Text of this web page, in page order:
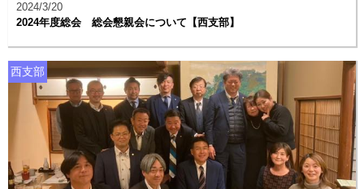
2024/3/20
2024年度総会 総会懇親会について【西支部】
西支部